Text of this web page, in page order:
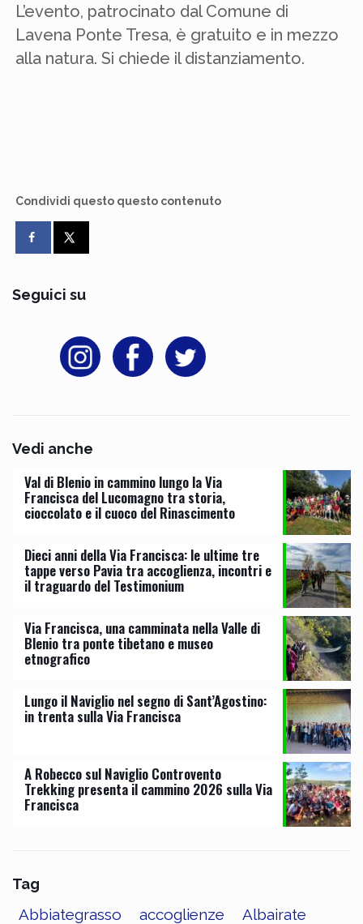
L’evento, patrocinato dal Comune di
Lavena Ponte Tresa, è gratuito e in mezzo
alla natura. Si chiede il distanziamento.
Condividi questo questo contenuto
Seguici su
Vedi anche
Val di Blenio in cammino lungo la Via
Francisca del Lucomagno tra storia,
cioccolato e il cuoco del Rinascimento
Dieci anni della Via Francisca: le ultime tre
tappe verso Pavia tra accoglienza, incontri e
il traguardo del Testimonium
Via Francisca, una camminata nella Valle di
Blenio tra ponte tibetano e museo
etnografico
Lungo il Naviglio nel segno di Sant’Agostino:
in trenta sulla Via Francisca
A Robecco sul Naviglio Controvento
Trekking presenta il cammino 2026 sulla Via
Francisca
Tag
Abbiategrasso accoglienze
Albairate